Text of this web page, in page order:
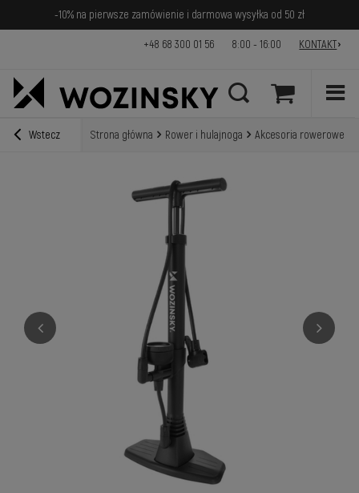
-10% na pierwsze zamówienie i darmowa wysyłka od 50 zł
+48 68 300 01 56 8:00 - 16:00 KONTAKT
Wstecz Strona główna Rower i hulajnoga Akcesoria rowerowe